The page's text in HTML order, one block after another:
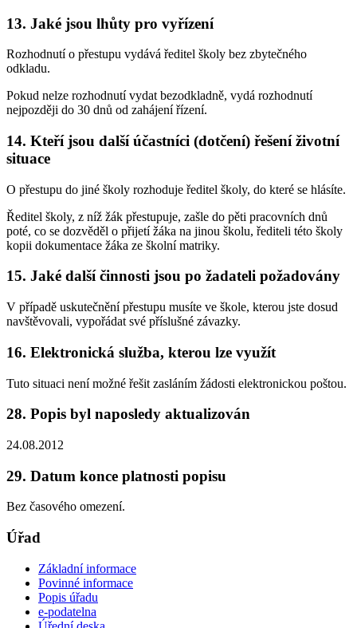
13. Jaké jsou lhůty pro vyřízení
Rozhodnutí o přestupu vydává ředitel školy bez zbytečného
odkladu.
Pokud nelze rozhodnutí vydat bezodkladně, vydá rozhodnutí
nejpozději do 30 dnů od zahájení řízení.
14. Kteří jsou další účastníci (dotčení) řešení životní
situace
O přestupu do jiné školy rozhoduje ředitel školy, do které se hlásíte.
Ředitel školy, z níž žák přestupuje, zašle do pěti pracovních dnů
poté, co se dozvěděl o přijetí žáka na jinou školu, řediteli této školy
kopii dokumentace žáka ze školní matriky.
15. Jaké další činnosti jsou po žadateli požadovány
V případě uskutečnění přestupu musíte ve škole, kterou jste dosud
navštěvovali, vypořádat své příslušné závazky.
16. Elektronická služba, kterou lze využít
Tuto situaci není možné řešit zasláním žádosti elektronickou poštou.
28. Popis byl naposledy aktualizován
24.08.2012
29. Datum konce platnosti popisu
Bez časového omezení.
Úřad
Základní informace
Povinné informace
Popis úřadu
e-podatelna